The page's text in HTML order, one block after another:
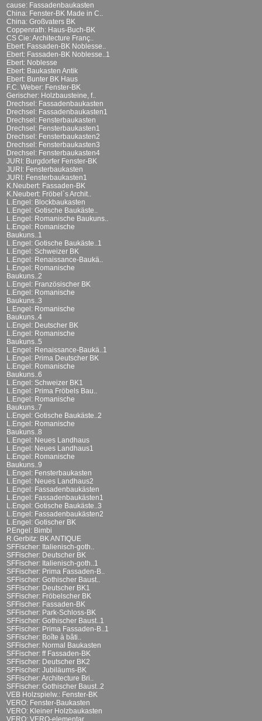
cause: Fassadenbaukasten
China: Fenster-BK Made in C..
China: Großvaters BK
Coppenrath: Haus-Buch-BK
CS Cie: Architecture Franç..
Ebert: Fassaden-BK Noblesse..
Ebert: Fassaden-BK Noblesse..1
Ebert: Noblesse
Ebert: Baukasten Antik
Ebert: Bunter BK Haus
F.C. Weber: Fenster-BK
Gerischer: Holzbausteine, f..
Drechsel: Fassadenbaukasten
Drechsel: Fassadenbaukasten1
Drechsel: Fensterbaukasten
Drechsel: Fensterbaukasten1
Drechsel: Fensterbaukasten2
Drechsel: Fensterbaukasten3
Drechsel: Fensterbaukasten4
JURI: Burgdorfer Fenster-BK
JURI: Fensterbaukasten
JURI: Fensterbaukasten1
K.Neubert: Fassaden-BK
K.Neubert: Fröbel`s Archit..
L.Engel: Blockbaukasten
L.Engel: Gotische Baukäste..
L.Engel: Romanische Baukuns..
L.Engel: Romanische
Baukuns..1
L.Engel: Gotische Baukäste..1
L.Engel: Schweizer BK
L.Engel: Renaissance-Baukä..
L.Engel: Romanische
Baukuns..2
L.Engel: Französischer BK
L.Engel: Romanische
Baukuns..3
L.Engel: Romanische
Baukuns..4
L.Engel: Deutscher BK
L.Engel: Romanische
Baukuns..5
L.Engel: Renaissance-Baukä..1
L.Engel: Prima Deutscher BK
L.Engel: Romanische
Baukuns..6
L.Engel: Schweizer BK1
L.Engel: Prima Fröbels Bau..
L.Engel: Romanische
Baukuns..7
L.Engel: Gotische Baukäste..2
L.Engel: Romanische
Baukuns..8
L.Engel: Neues Landhaus
L.Engel: Neues Landhaus1
L.Engel: Romanische
Baukuns..9
L.Engel: Fensterbaukasten
L.Engel: Neues Landhaus2
L.Engel: Fassadenbaukästen
L.Engel: Fassadenbaukästen1
L.Engel: Gotische Baukäste..3
L.Engel: Fassadenbaukästen2
L.Engel: Gotischer BK
P.Engel: Bimbi
R.Gerbitz: BK ANTIQUE
SFFischer: Italienisch-goth..
SFFischer: Deutscher BK
SFFischer: Italienisch-goth..1
SFFischer: Prima Fassaden-B..
SFFischer: Gothischer Baust..
SFFischer: Deutscher BK1
SFFischer: Fröbelscher BK
SFFischer: Fassaden-BK
SFFischer: Park-Schloss-BK
SFFischer: Gothischer Baust..1
SFFischer: Prima Fassaden-B..1
SFFischer: Boîte à bâti..
SFFischer: Normal Baukasten
SFFischer: ff Fassaden-BK
SFFischer: Deutscher BK2
SFFischer: Jubiläums-BK
SFFischer: Architecture Bri..
SFFischer: Gothischer Baust..2
VEB Holzspielw.: Fenster-BK
VERO: Fenster-Baukasten
VERO: Kleiner Holzbaukasten
VERO: VERO-elementar